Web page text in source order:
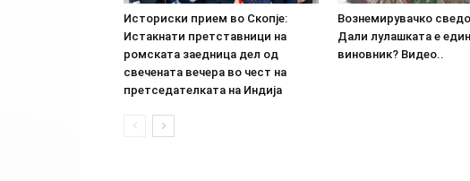
Историски прием во Скопје:
Истакнати претставници на
ромската заедница дел од
свечената вечера во чест на
претседателката на Индија
Вознемирувачко
Дали лулашката е
виновник? Видео..